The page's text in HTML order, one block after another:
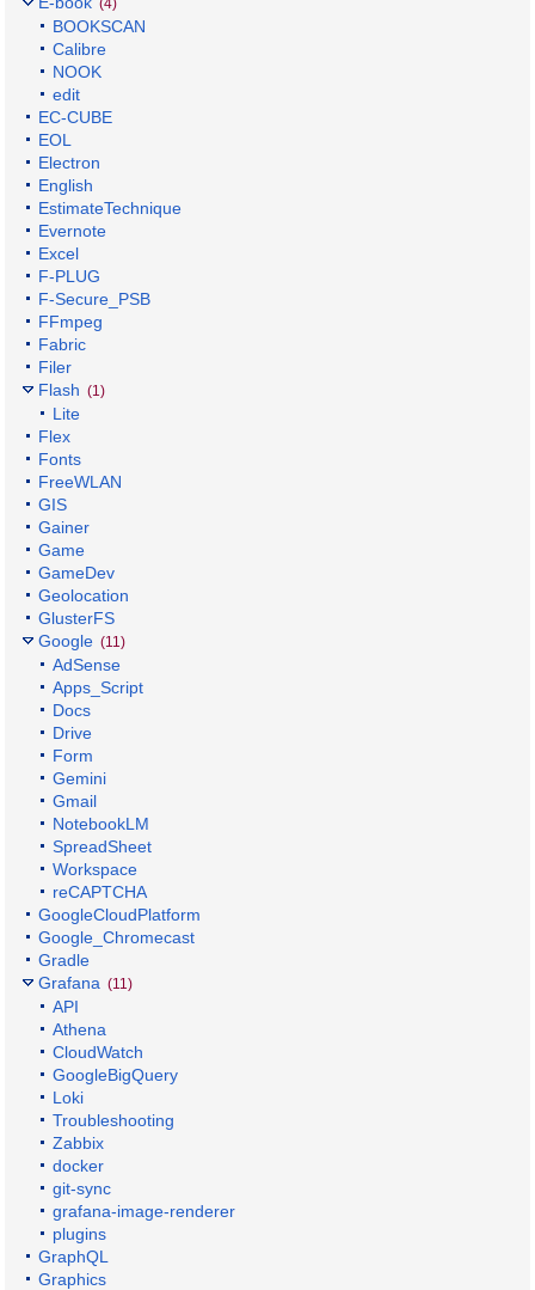
BOOKSCAN
Calibre
NOOK
edit
EC-CUBE
EOL
Electron
English
EstimateTechnique
Evernote
Excel
F-PLUG
F-Secure_PSB
FFmpeg
Fabric
Filer
Flash (1)
Lite
Flex
Fonts
FreeWLAN
GIS
Gainer
Game
GameDev
Geolocation
GlusterFS
Google (11)
AdSense
Apps_Script
Docs
Drive
Form
Gemini
Gmail
NotebookLM
SpreadSheet
Workspace
reCAPTCHA
GoogleCloudPlatform
Google_Chromecast
Gradle
Grafana (11)
API
Athena
CloudWatch
GoogleBigQuery
Loki
Troubleshooting
Zabbix
docker
git-sync
grafana-image-renderer
plugins
GraphQL
Graphics